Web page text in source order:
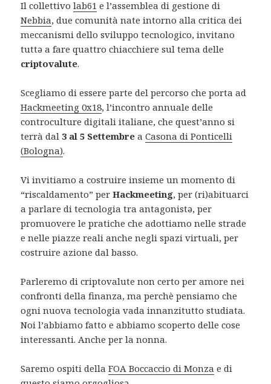
Il collettivolab61 e l’assemblea di gestione di
Nebbia, due comunità nate intorno alla critica dei
meccanismi dello sviluppo tecnologico, invitano
tuttə a fare quattro chiacchiere sul tema delle
criptovalute.
Scegliamo di essere parte del percorso che porta ad
Hackmeeting 0x18, l’incontro annuale delle
controculture digitali italiane, che quest’anno si
terrà dal 3 al 5 Settembre aCasona di Ponticelli
(Bologna).
Vi invitiamo a costruire insieme un momento di
“riscaldamento” perHackmeeting, per (ri)abituarci
a parlare di tecnologia tra antagonistə, per
promuovere le pratiche che adottiamo nelle strade
e nelle piazze reali anche negli spazi virtuali, per
costruire azione dal basso.
Parleremo di criptovalute non certo per amore nei
confronti della finanza, ma perchè pensiamo che
ogni nuova tecnologia vada innanzitutto studiata.
Noi l’abbiamo fatto e abbiamo scoperto delle cose
interessanti. Anche per la nonna.
Saremo ospiti dellaFOA Boccaccio di Monza e di